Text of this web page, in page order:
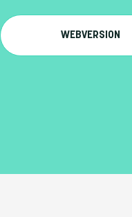
WEBVERSION